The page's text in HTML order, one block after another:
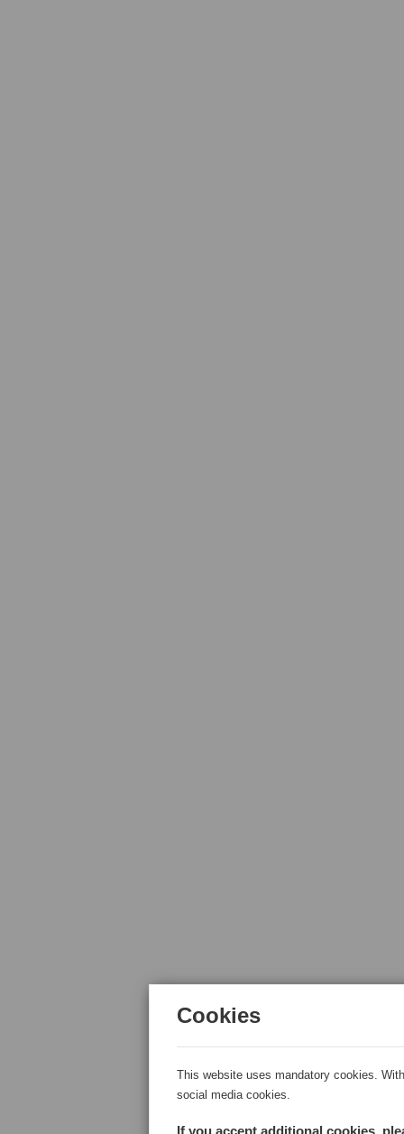
Cookies
This website uses mandatory cookies.
social media cookies.
If you accept additional cookies,